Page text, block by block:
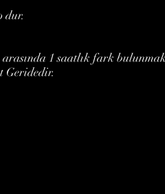
dur.
1 saatlık fark
Geridedir.